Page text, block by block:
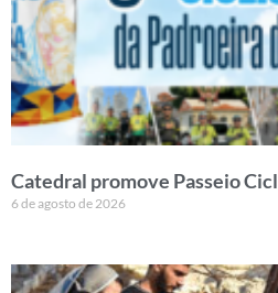
Catedral promove Passeio
6 de agosto de 2026